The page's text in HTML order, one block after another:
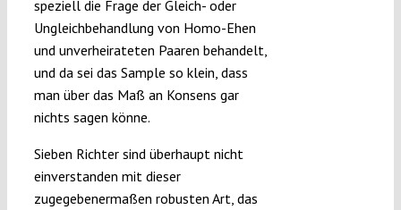
speziell die Frage der Gleich- oder
Ungleichbehandlung von Homo-Ehen
und unverheirateten Paaren behandelt,
und da sei das Sample so klein, dass
man über das Maß an Konsens gar
nichts sagen könne.
Sieben Richter sind überhaupt nicht
einverstanden mit dieser
zugegebenermaßen robusten Art, das